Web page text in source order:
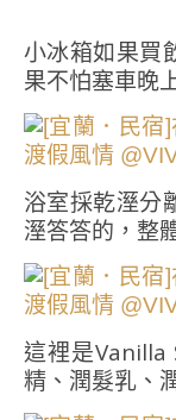
小冰箱如果買
果不怕塞車晚
浴室採乾溼分
溼答答的，整
這裡是Vanilla
精、潤髮乳、